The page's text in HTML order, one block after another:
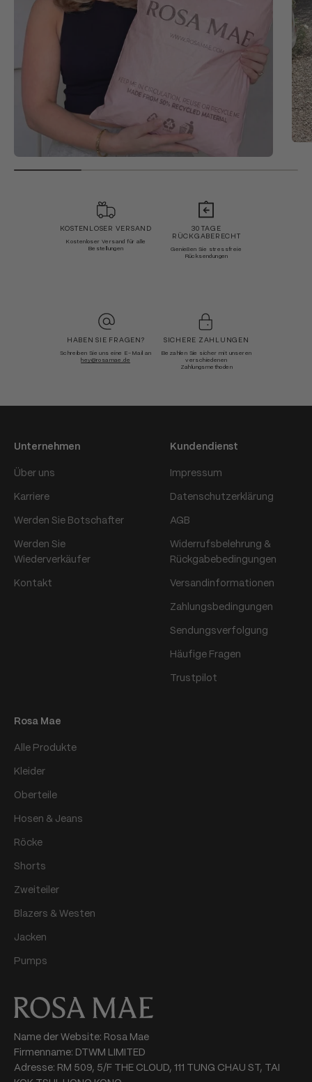
KOSTENLOSER VERSAND
Kostenloser Versand für alle
Bestellungen
30 TAGE
RÜCKGABERECHT
Genießen Sie stressfreie
Rücksendungen
HABEN SIE FRAGEN?
Schreiben Sie uns eine E-Mail an
hey@rosamae.de
SICHERE ZAHLUNGEN
Bezahlen Sie sicher mit unseren
verschiedenen
Zahlungsmethoden
Unternehmen
Über uns
Karriere
Werden Sie Botschafter
Werden Sie
Wiederverkäufer
Kontakt
Kundendienst
Impressum
Datenschutzerklärung
AGB
Widerrufsbelehrung &
Rückgabebedingungen
Versandinformationen
Zahlungsbedingungen
Sendungsverfolgung
Häufige Fragen
Trustpilot
Rosa Mae
Alle Produkte
Kleider
Oberteile
Hosen & Jeans
Röcke
Shorts
Zweiteiler
Blazers & Westen
Jacken
Pumps
Name der Website: Rosa Mae
Firmenname: DTWM LIMITED
Adresse: RM 509, 5/F THE CLOUD, 111 TUNG CHAU ST, TAI